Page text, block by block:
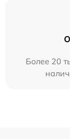
Более 20